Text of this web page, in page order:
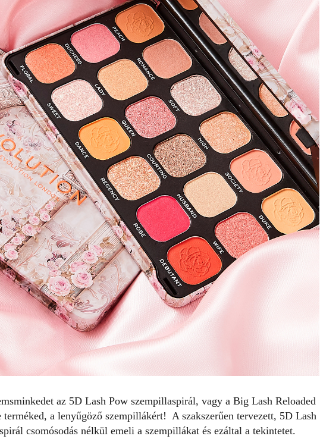
az 5D Lash Pow szempillaspirál, vagy a Big Lash Reloaded
terméked, a lenyűgöző szempillákért! A szakszerűen tervezett, 5D Lash
csomósodás nélkül emeli a szempillákat és ezáltal a tekintetet.